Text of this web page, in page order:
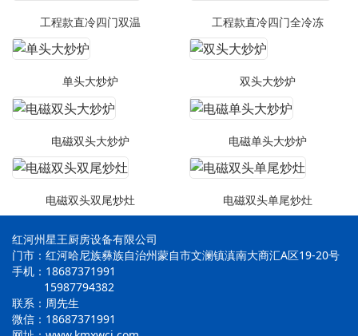
工程款直冷四门双温 工程款直冷四门全冷冻
单头大炒炉 双头大炒炉
电磁双头大炒炉 电磁单头大炒炉
电磁双头双尾炒灶 电磁双头单尾炒灶
红河州星王厨房设备有限公司
门市：红河哈尼族彝族自治州蒙自市文澜镇滇南大商汇A区19-20号
手机：18687371991
15987794382
联系：周先生
微信：18687371991